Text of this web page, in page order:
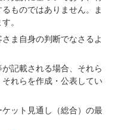
ものではありません。ま
。
ま自身の判断でなさるよ
記載される場合、それら
れらを作成・公表してい
ット見通し（総合）の最